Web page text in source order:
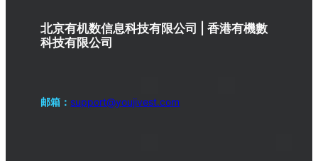
北京有机数信息科技有限公司 | 香港有機數
科技有限公司
邮箱： support@youjivest.com